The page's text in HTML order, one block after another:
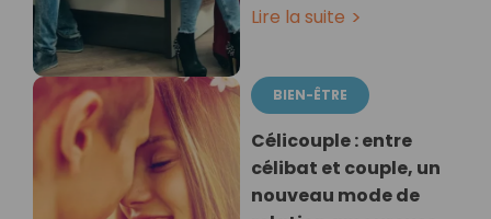
Lire la suite
BIEN-ÊTRE
Célicouple : entre
célibat et couple, un
nouveau mode de